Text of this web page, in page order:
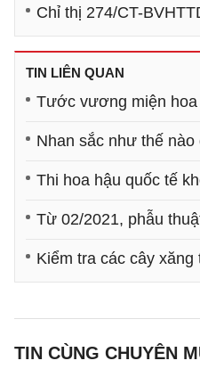
Chỉ thị 274/CT-
TIN LIÊN QUAN
Tước vương miện
Nhan sắc như thế
Thi hoa hậu quốc tế
Từ 02/2021, phẫu
Kiểm tra các cây
TIN CÙNG CHUYÊN